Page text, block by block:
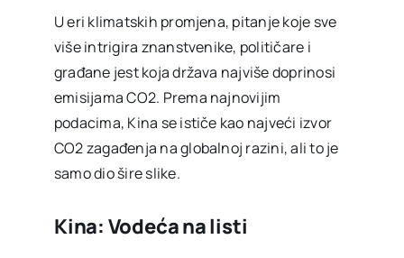
U eri klimatskih promjena, pitanje koje sve
više intrigira znanstvenike, političare i
građane jest koja država najviše doprinosi
emisijama CO2. Prema najnovijim
podacima, Kina se ističe kao najveći izvor
CO2 zagađenja na globalnoj razini, ali to je
samo dio šire slike.
Kina: Vodeća na listi